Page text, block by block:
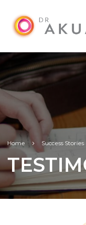
Home Success Stories